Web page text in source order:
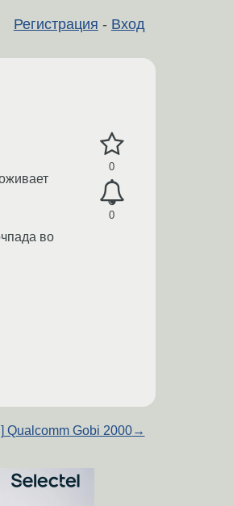
Регистрация - Вход
0
0
во
Qualcomm Gobi 2000→